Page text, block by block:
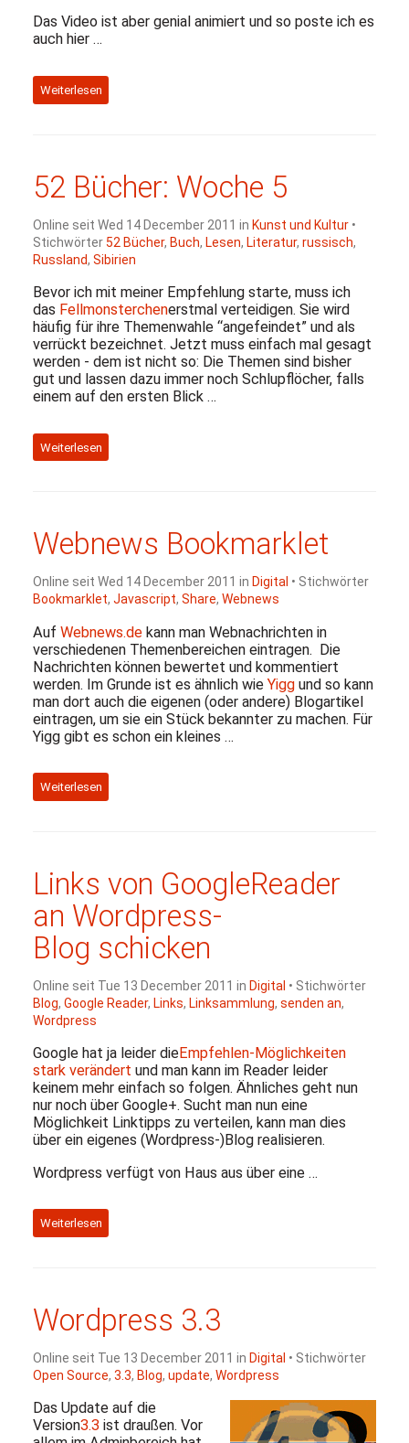
Das Video ist aber genial animiert und so poste ich es
auch hier …
Weiterlesen
52 Bücher: Woche 5
Online seit Wed 14 December 2011 in Kunst und Kultur•
Stichwörter52 Bücher, Buch, Lesen, Literatur, russisch,
Russland, Sibirien
Bevor ich mit meiner Empfehlung starte, muss ich
das Fellmonsterchenerstmal verteidigen. Sie wird
häufig für ihre Themenwahle “angefeindet” und als
verrückt bezeichnet. Jetzt muss einfach mal gesagt
werden - dem ist nicht so: Die Themen sind bisher
gut und lassen dazu immer noch Schlupflöcher, falls
einem auf den ersten Blick …
Weiterlesen
Webnews Bookmarklet
Online seit Wed 14 December 2011 in Digital • Stichwörter
Bookmarklet, Javascript, Share, Webnews
Auf Webnews.dekann man Webnachrichten in
verschiedenen Themenbereichen eintragen. Die
Nachrichten können bewertet und kommentiert
werden. Im Grunde ist es ähnlich wieYiggund so kann
man dort auch die eigenen (oder andere) Blogartikel
eintragen, um sie ein Stück bekannter zu machen. Für
Yigg gibt es schon ein kleines …
Weiterlesen
Links von GoogleReader
an Wordpress-
Blog schicken
Online seit Tue 13 December 2011 in Digital • Stichwörter
Blog, Google Reader, Links, Linksammlung, senden an,
Wordpress
Google hat ja leider dieEmpfehlen-Möglichkeiten
stark verändert und man kann im Reader leider
keinem mehr einfach so folgen. Ähnliches geht nun
nur noch über Google+. Sucht man nun eine
Möglichkeit Linktipps zu verteilen, kann man dies
über ein eigenes (Wordpress-)Blog realisieren.
Wordpress verfügt von Haus aus über eine …
Weiterlesen
Wordpress 3.3
Online seit Tue 13 December 2011 in Digital • Stichwörter
Open Source, 3.3, Blog, update, Wordpress
Das Update auf die
Version3.3ist draußen. Vor